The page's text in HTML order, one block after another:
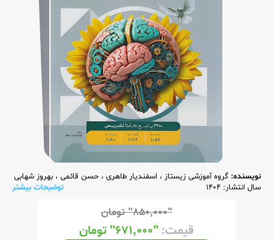
نویسنده: گروه آموزشی زیستاز ، اسفندیار طاهری ، حسن قائمی ، بهروز شهابی
سال انتشار: 1404
توضیحات بیشتر
"۸۵۰,۰۰۰" تومان
قیمت: "۶۷۱,۰۰۰" تومان